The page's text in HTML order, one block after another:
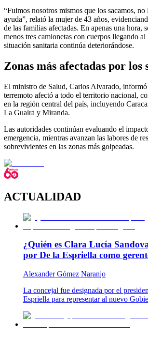
“Fuimos nosotros mismos que los sacamos,
ayuda”, relató la mujer de 43 años,
de las familias afectadas. En apenas una hora,
menos tres camionetas con cuerpos llegando al
situación sanitaria continúa deteriorándose.
Zonas más afectadas por los
El ministro de Salud, Carlos Alvarado,
terremoto afectó a todo el territorio nacional,
en la región central del país, incluyendo
La Guaira y Miranda.
Las autoridades continúan evaluando el
emergencia, mientras avanzan las labores de
sobrevivientes en las zonas más golpeadas.
ACTUALIDAD
¿Quién es Clara Lucía
por De la Espriella como
Alexander Gómez Naranjo
La concejal fue designada por el
Espriella para representar al nuevo